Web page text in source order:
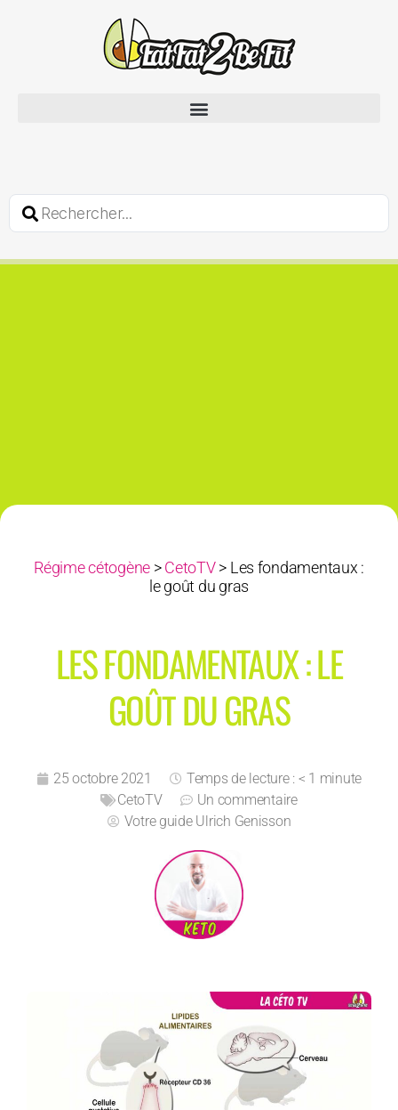
Régime cétogène >CetoTV> Les fondamentaux :
le goût du gras
LES FONDAMENTAUX : LE
GOÛT DU GRAS
25 octobre 2021
Temps de lecture : < 1 minute
CetoTV
Un commentaire
Votre guideUlrich Genisson